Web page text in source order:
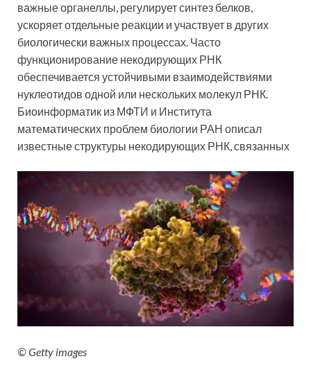
важные органеллы, регулирует синтез белков,
ускоряет отдельные реакции и участвует в других
биологически важных процессах. Часто
функционирование некодирующих РНК
обеспечивается устойчивыми взаимодействиями
нуклеотидов одной или нескольких молекул РНК.
Биоинформатик из МФТИ и Института
математических проблем биологии РАН описал
известные структуры некодирующих РНК, связанных
© Getty images